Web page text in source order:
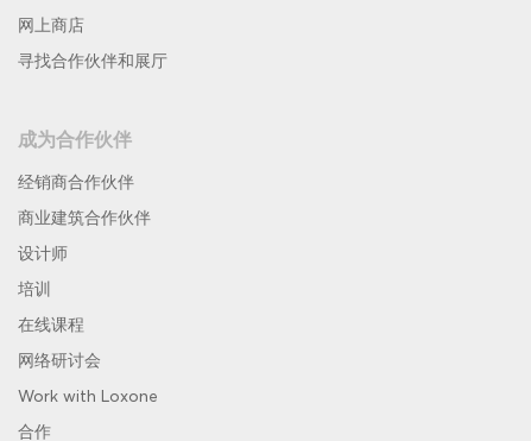
网上商店
寻找合作伙伴和展厅
成为合作伙伴
经销商合作伙伴
商业建筑合作伙伴
设计师
培训
在线课程
网络研讨会
Work with Loxone
合作